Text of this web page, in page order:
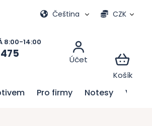
CZK
Čeština
Pro firmy Notesy